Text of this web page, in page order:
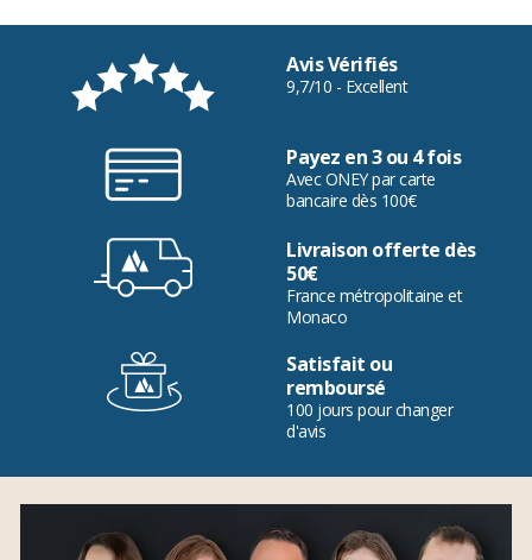
Avis Vérifiés
9,7/10 - Excellent
Payez en 3 ou 4 fois
Avec ONEY par carte
bancaire dès 100€
Livraison offerte dès
50€
France métropolitaine et
Monaco
Satisfait ou
remboursé
100 jours pour changer
d'avis